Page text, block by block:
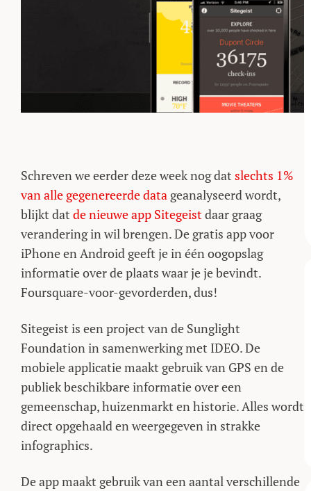
Schreven we eerder deze week nog dat slechts 1%
van alle gegenereerde data geanalyseerd wordt,
blijkt dat de nieuwe app Sitegeistdaar graag
verandering in wil brengen. De gratis app voor
iPhone en Android geeft je in één oogopslag
informatie over de plaats waar je je bevindt.
Foursquare-voor-gevorderden, dus!
Sitegeist is een project van de Sunglight
Foundation in samenwerking met IDEO. De
mobiele applicatie maakt gebruik van GPS en de
publiek beschikbare informatie over een
gemeenschap, huizenmarkt en historie. Alles wordt
direct opgehaald en weergegeven in strakke
infographics.
De app maakt gebruik van een aantal verschillende